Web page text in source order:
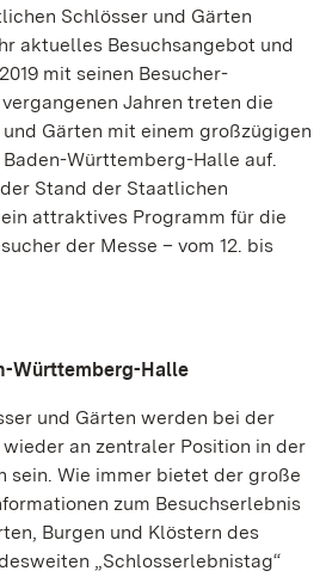
Schlösser und Gärten
aktuelles Besuchsangebot und
mit seinen Besucher-
Jahren treten die
Gärten mit einem großzügigen
Württemberg-Halle auf.
Stand der Staatlichen
attraktives Programm für die
der Messe – vom 12. bis
Württemberg-Halle
und Gärten werden bei der
wieder an zentraler Position in der
sein. Wie immer bietet der große
zum Besuchserlebnis
Burgen und Klöstern des
„Schlosserlebnistag“